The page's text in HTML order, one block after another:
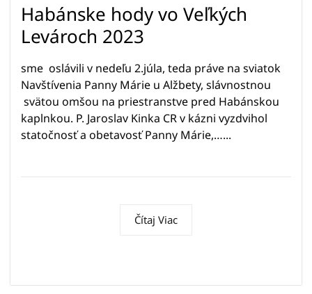
Habánske hody vo Veľkých
Levároch 2023
sme oslávili v nedeľu 2.júla, teda práve na sviatok
Navštívenia Panny Márie u Alžbety, slávnostnou
svätou omšou na priestranstve pred Habánskou
kaplnkou. P. Jaroslav Kinka CR v kázni vyzdvihol
statočnosť a obetavosť Panny Márie,…...
Čítaj Viac